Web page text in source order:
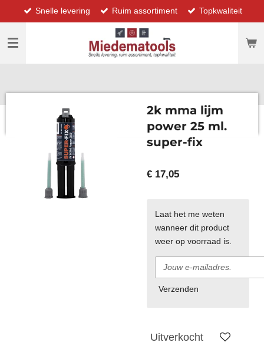
direct
naar
hoofdinhoud
Snelle levering Ruim assortiment Topkwaliteit
2k mma lijm
power 25 ml.
super-fix
€ 17,05
Laat het me weten
wanneer dit product
weer op voorraad is.
Verzenden
Uitverkocht